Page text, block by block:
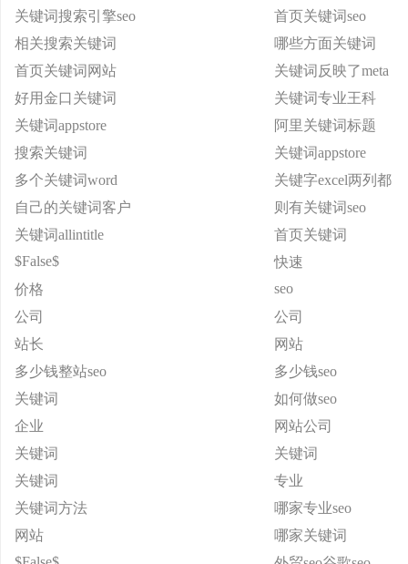
关键词搜索引擎seo
首页关键词seo
相关搜索关键词
哪些方面关键词
首页关键词网站
关键词反映了meta
好用金口关键词
关键词专业王科
关键词appstore
阿里关键词标题
搜索关键词
关键词appstore
多个关键词word
关键字excel两列都
自己的关键词客户
则有关键词seo
关键词allintitle
首页关键词
$False$
快速
价格
seo
公司
公司
站长
网站
多少钱整站seo
多少钱seo
关键词
如何做seo
企业
网站公司
关键词
关键词
关键词
专业
关键词方法
哪家专业seo
网站
哪家关键词